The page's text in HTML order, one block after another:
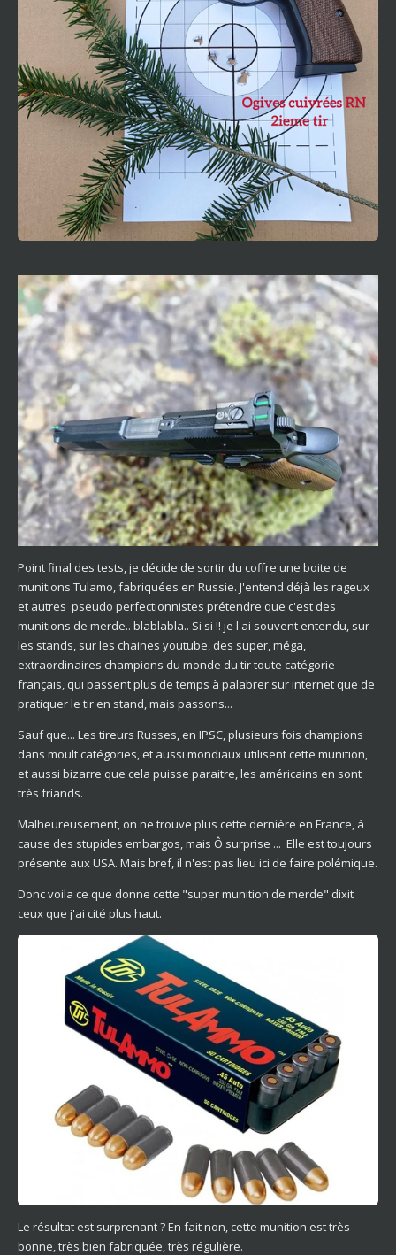
Point final des tests, je décide de sortir du coffre une boite de
munitions Tulamo, fabriquées en Russie. J'entend déjà les rageux
et autres pseudo perfectionnistes prétendre que c'est des
munitions de merde.. blablabla.. Si si !! je l'ai souvent entendu, sur
les stands, sur les chaines youtube, des super, méga,
extraordinaires champions du monde du tir toute catégorie
français, qui passent plus de temps à palabrer sur internet que de
pratiquer le tir en stand, mais passons...
Sauf que... Les tireurs Russes, en IPSC, plusieurs fois champions
dans moult catégories, et aussi mondiaux utilisent cette munition,
et aussi bizarre que cela puisse paraitre, les américains en sont
très friands.
Malheureusement, on ne trouve plus cette dernière en France, à
cause des stupides embargos, mais Ô surprise ... Elle est toujours
présente aux USA. Mais bref, il n'est pas lieu ici de faire polémique.
Donc voila ce que donne cette "super munition de merde" dixit
ceux que j'ai cité plus haut.
Le résultat est surprenant ? En fait non, cette munition est très
bonne, très bien fabriquée, très régulière.